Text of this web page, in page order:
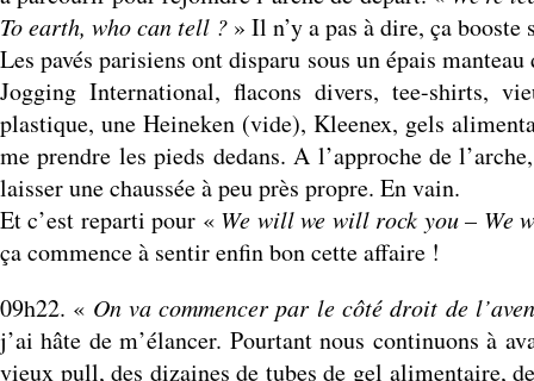
To earth, who can tell ? » Il n’y a pas à dire, ça
Les pavés parisiens ont disparu sous un épais
Jogging International, flacons divers, tee-shirts,
plastique, une Heineken (vide), Kleenex, gels
me prendre les pieds dedans. A l’approche de
laisser une chaussée à peu près propre. En vain.
Et c’est reparti pour « We will we will rock you – We
ça commence à sentir enfin bon cette affaire !
09h22. « On va commencer par le côté droit de
j’ai hâte de m’élancer. Pourtant nous continuons à
vieux pull, des dizaines de tubes de gel alimentaire,